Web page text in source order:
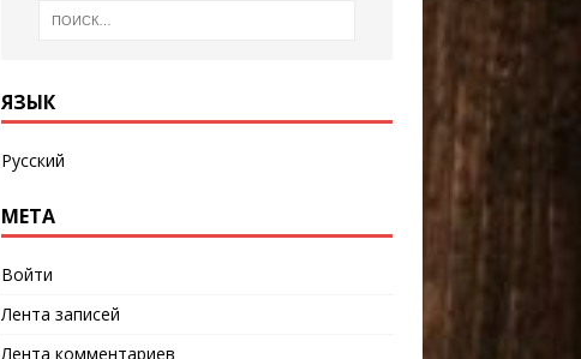
ЯЗЫК
Русский
МЕТА
Войти
Лента записей
Лента комментариев